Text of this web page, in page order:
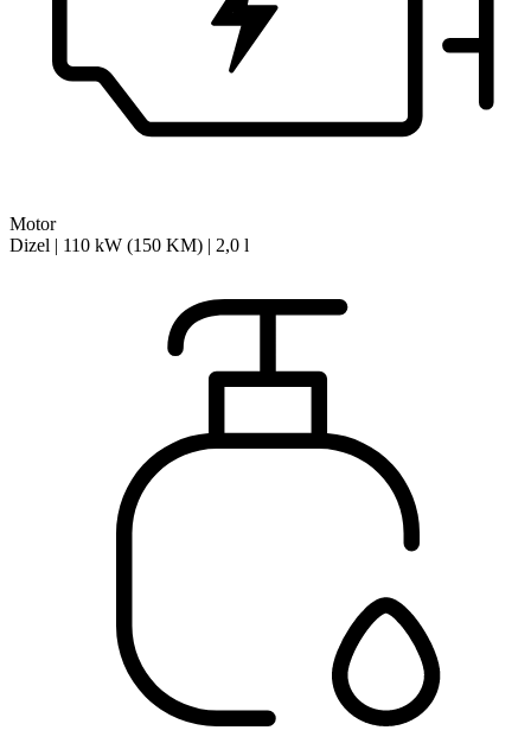
Motor
Dizel | 110 kW (150 KM) | 2,0 l